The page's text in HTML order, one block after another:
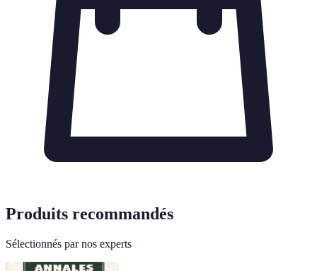
Produits recommandés
Sélectionnés par nos experts